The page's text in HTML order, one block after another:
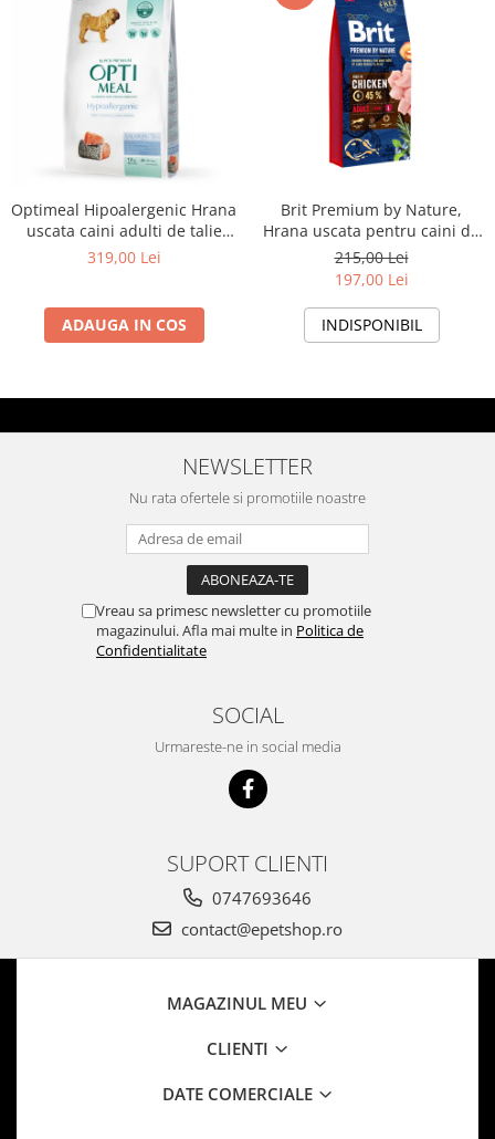
Optimeal Hipoalergenic Hrana
uscata caini adulti de talie
medie si mare - cu somon,
319,00 Lei
ADAUGA IN COS
Brit Premium by Nature,
Hrana uscata pentru caini de
talie mare, Adult L 15 kg
215,00 Lei
197,00 Lei
INDISPONIBIL
NEWSLETTER
Nu rata ofertele si promotiile noastre
Vreau sa primesc newsletter cu promotiile
magazinului. Afla mai multe in Politica de
Confidentialitate
SOCIAL
Urmareste-ne in social media
SUPORT CLIENTI
0747693646
contact@epetshop.ro
MAGAZINUL MEU
CLIENTI
DATE COMERCIALE